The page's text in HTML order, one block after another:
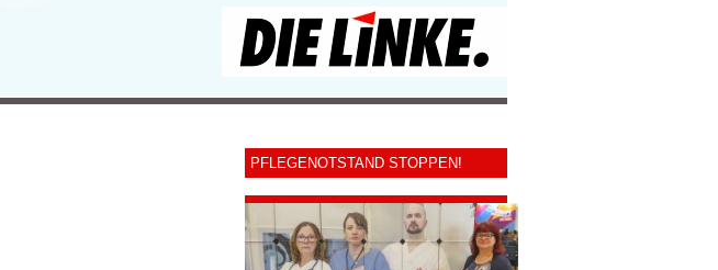
PFLEGENOTSTAND STOPPEN!